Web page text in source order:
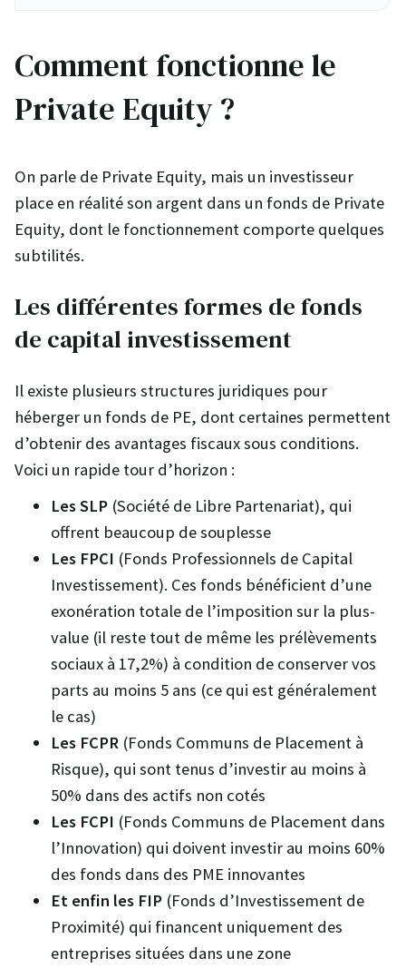
Comment fonctionne le
Private Equity ?
On parle de Private Equity, mais un investisseur
place en réalité son argent dans un fonds de Private
Equity, dont le fonctionnement comporte quelques
subtilités.
Les différentes formes de fonds
de capital investissement
Il existe plusieurs structures juridiques pour
héberger un fonds de PE, dont certaines permettent
d’obtenir des avantages fiscaux sous conditions.
Voici un rapide tour d’horizon :
Les SLP (Société de Libre Partenariat), qui
offrent beaucoup de souplesse
Les FPCI (Fonds Professionnels de Capital
Investissement). Ces fonds bénéficient d’une
exonération totale de l’imposition sur la plus-
value (il reste tout de même les prélèvements
sociaux à 17,2%) à condition de conserver vos
parts au moins 5 ans (ce qui est généralement
le cas)
Les FCPR (Fonds Communs de Placement à
Risque), qui sont tenus d’investir au moins à
50% dans des actifs non cotés
Les FCPI (Fonds Communs de Placement dans
l’Innovation) qui doivent investir au moins 60%
des fonds dans des PME innovantes
Et enfin les FIP (Fonds d’Investissement de
Proximité) qui financent uniquement des
entreprises situées dans une zone